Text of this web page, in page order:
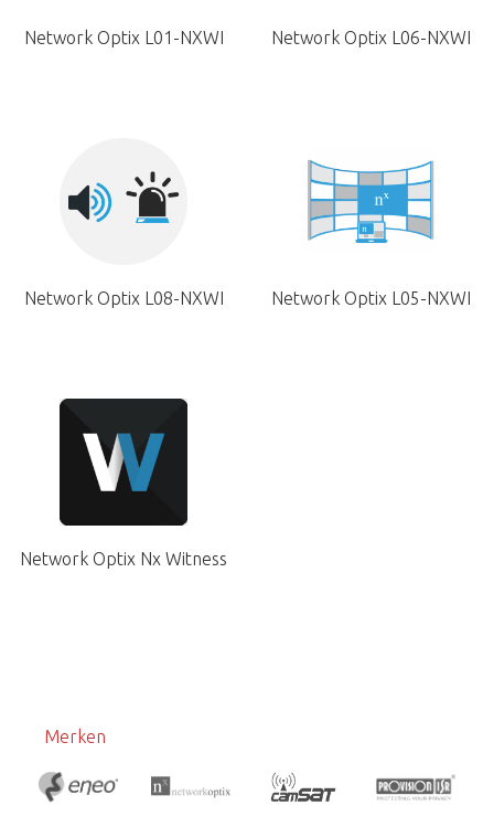
Network Optix L01-NXWI Network Optix L06-NXWI
Network Optix L08-NXWI Network Optix L05-NXWI
Network Optix Nx Witness
Merken